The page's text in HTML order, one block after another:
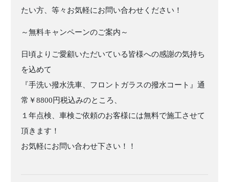
たい方、等々お気軽にお問い合わせください！
～無料キャンペーンのご案内～
日頃よりご愛顧いただいている皆様への感謝の気持ち
を込めて
『手洗い撥水洗車、フロントガラスの撥水コート』通
常￥8800円税込みのところ、
１年点検、車検ご依頼のお客様には無料で施工させて
頂きます！
お気軽にお問い合わせ下さい！！